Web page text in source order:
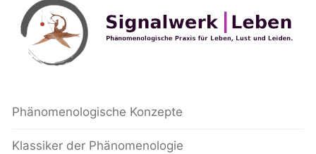
Phänomenologische Konzepte
Klassiker der Phänomenologie